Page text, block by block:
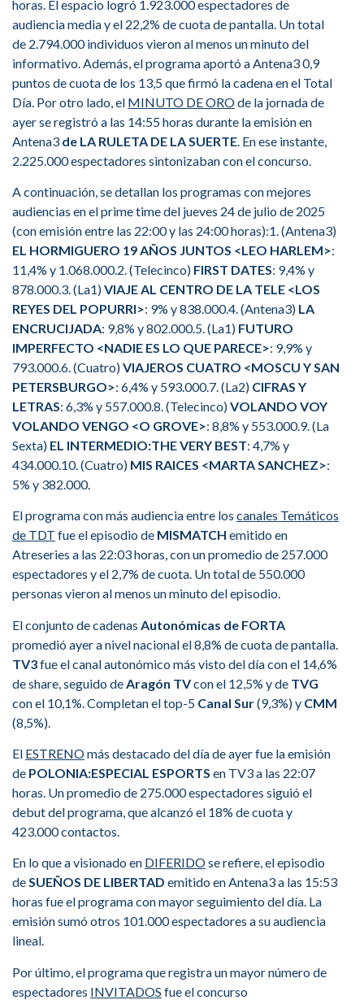
horas. El espacio logró 1.923.000 espectadores de
audiencia media y el 22,2% de cuota de pantalla. Un total
de 2.794.000 individuos vieron al menos un minuto del
informativo. Además, el programa aportó a Antena3 0,9
puntos de cuota de los 13,5 que firmó la cadena en el Total
Día. Por otro lado, el MINUTO DE OROde la jornada de
ayer se registró a las 14:55 horas durante la emisión en
Antena3 de LA RULETA DE LA SUERTE . En ese instante,
2.225.000 espectadores sintonizaban con el concurso.
A continuación, se detallan los programas con mejores
audiencias en el prime time del jueves 24 de julio de 2025
(con emisión entre las 22:00 y las 24:00 horas):1. (Antena3)
EL HORMIGUERO 19 AÑOS JUNTOS <LEO HARLEM>:
11,4% y 1.068.000.2. (Telecinco) FIRST DATES: 9,4% y
878.000.3. (La1)VIAJE AL CENTRO DE LA TELE <LOS
REYES DEL POPURRI>: 9% y 838.000.4. (Antena3) LA
ENCRUCIJADA: 9,8% y 802.000.5. (La1) FUTURO
IMPERFECTO <NADIE ES LO QUE PARECE>: 9,9% y
793.000.6. (Cuatro)VIAJEROS CUATRO <MOSCU Y SAN
PETERSBURGO>: 6,4% y 593.000.7. (La2) CIFRAS Y
LETRAS: 6,3% y 557.000.8. (Telecinco)VOLANDO VOY
VOLANDO VENGO <O GROVE>: 8,8% y 553.000.9. (La
Sexta) EL INTERMEDIO:THE VERY BEST: 4,7% y
434.000.10. (Cuatro) MIS RAICES <MARTA SANCHEZ>:
5% y 382.000.
El programa con más audiencia entre los canales Temáticos
de TDT fue el episodio de MISMATCH emitido en
Atreseries a las 22:03 horas, con un promedio de 257.000
espectadores y el 2,7% de cuota. Un total de 550.000
personas vieron al menos un minuto del episodio.
El conjunto de cadenas Autonómicas de FORTA
promedió ayer a nivel nacional el 8,8% de cuota de pantalla.
TV3fue el canal autonómico más visto del día con el 14,6%
de share, seguido de Aragón TVcon el 12,5% y de TVG
con el 10,1%. Completan el top-5 Canal Sur(9,3%) y CMM
(8,5%).
El ESTRENOmás destacado del día de ayer fue la emisión
de POLONIA:ESPECIAL ESPORTS en TV3 a las 22:07
horas. Un promedio de 275.000 espectadores siguió el
debut del programa, que alcanzó el 18% de cuota y
423.000 contactos.
En lo que a visionado en DIFERIDOse refiere, el episodio
deSUEÑOS DE LIBERTAD emitido en Antena3 a las 15:53
horas fue el programa con mayor seguimiento del día. La
emisión sumó otros 101.000 espectadores a su audiencia
lineal.
Por último, el programa que registra un mayor número de
espectadores INVITADOS fue el concurso